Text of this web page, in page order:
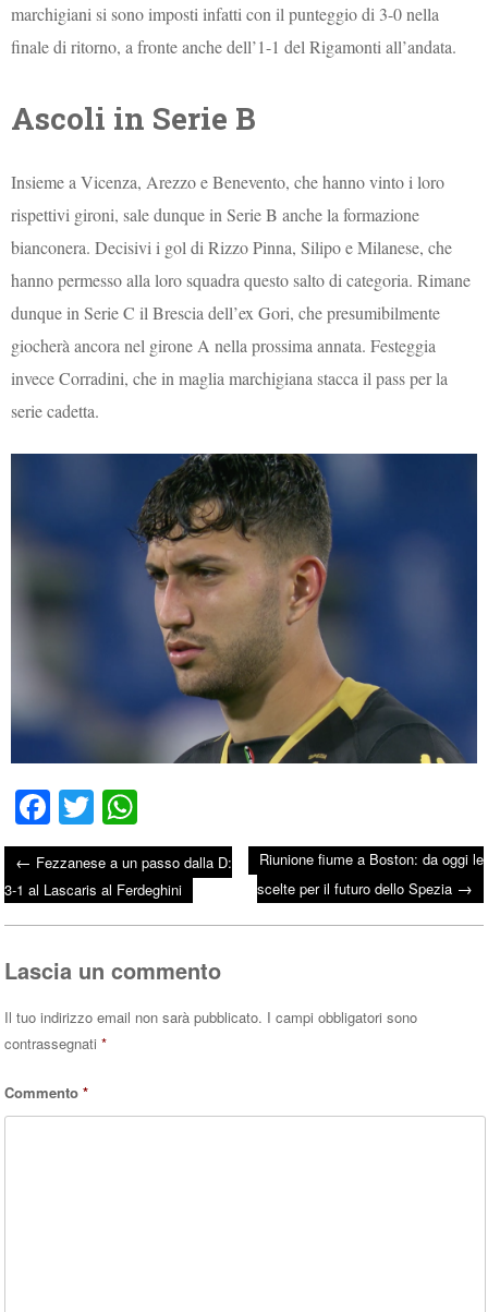
marchigiani si sono imposti infatti con il punteggio di 3-0 nella
finale di ritorno, a fronte anche dell’1-1 del Rigamonti all’andata.
Ascoli in Serie B
Insieme a Vicenza, Arezzo e Benevento, che hanno vinto i loro
rispettivi gironi, sale dunque in Serie B anche la formazione
bianconera. Decisivi i gol di Rizzo Pinna, Silipo e Milanese, che
hanno permesso alla loro squadra questo salto di categoria. Rimane
dunque in Serie C il Brescia dell’ex Gori, che presumibilmente
giocherà ancora nel girone A nella prossima annata. Festeggia
invece Corradini, che in maglia marchigiana stacca il pass per la
serie cadetta.
Fa
ce
bo
ok
T
wi
tte
r
ha
ts
A
Post navigation
← Fezzanese a un passo dalla D:
3-1 al Lascaris al Ferdeghini
Riunione fiume a Boston: da oggi le
scelte per il futuro dello Spezia →
Lascia un commento
Il tuo indirizzo email non sarà pubblicato. I campi obbligatori sono
contrassegnati*
Commento*